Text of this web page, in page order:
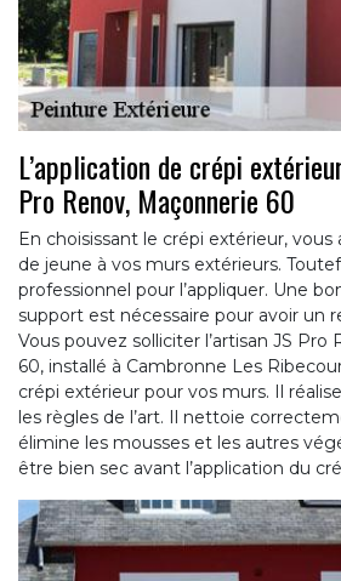
L’application de crépi
Pro Renov, Maçonnerie 60
En choisissant le crépi extérieur,
de jeune à vos murs extérieurs.
professionnel pour l’appliquer. Une
support est nécessaire pour avoir un
Vous pouvez solliciter l’artisan JS Pro
60, installé à Cambronne Les
crépi extérieur pour vos murs. Il
les règles de l’art. Il nettoie
élimine les mousses et les autres
être bien sec avant l’application du